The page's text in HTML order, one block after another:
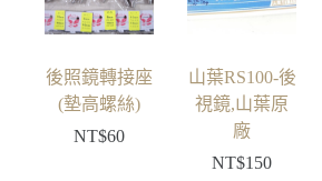
後照鏡轉接座
(墊高螺絲)
NT$60
山葉RS100-後
視鏡,山葉原
廠
NT$150